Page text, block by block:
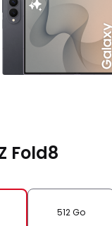
Fold8
512 Go